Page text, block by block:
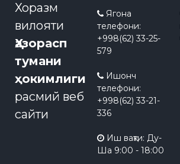
Хоразм
вилояти
Ҳазорасп
тумани
ҳокимлиги
расмий веб
сайти
Ягона
телефони:
+998(62) 33-25-
579
Ишонч
телефони:
+998(62) 33-21-
336
Иш вақти: Ду-
Ша 9:00 - 18:00